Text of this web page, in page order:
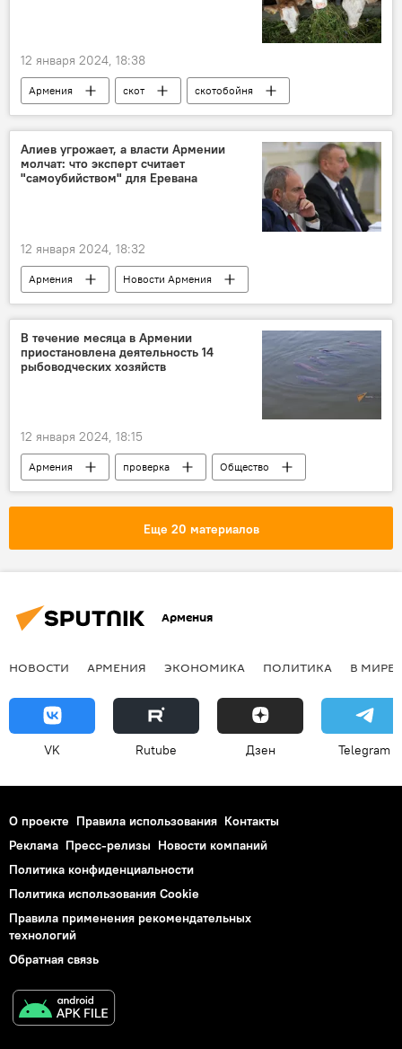
12 января 2024, 18:38
Армения скот
скотобойня
Общество
Новости Армения
Алиев угрожает, а власти Армении
молчат: что эксперт считает
"самоубийством" для Еревана
12 января 2024, 18:32
Армения
Новости Армения
Политика
Ильхам Алиев
власть
самоубийство Ереван
В течение месяца в Армении
приостановлена деятельность 14
рыбоводческих хозяйств
12 января 2024, 18:15
Армения проверка
Общество
Новости Армения
Еще 20 материалов
Армения
НОВОСТИ АРМЕНИЯ ЭКОНОМИКА ПОЛИТИКА В МИРЕ
VK Rutube Дзен Telegram
О проекте Правила использования Контакты
Реклама Пресс-релизы Новости компаний
Политика конфиденциальности
Политика использования Cookie
Правила применения рекомендательных
технологий
Обратная связь